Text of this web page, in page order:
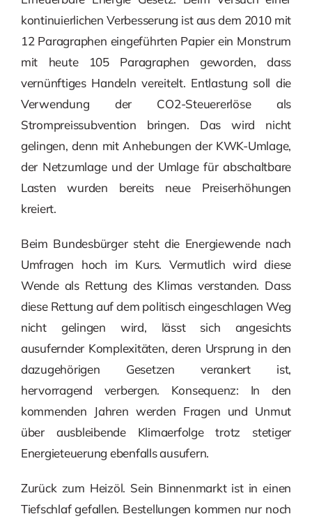
kontinuierlichen Verbesserung ist aus dem 2010 mit
12 Paragraphen eingeführten Papier ein Monstrum
mit heute 105 Paragraphen geworden, dass
vernünftiges Handeln vereitelt. Entlastung soll die
Verwendung der CO2-Steuererlöse als
Strompreissubvention bringen. Das wird nicht
gelingen, denn mit Anhebungen der KWK-Umlage,
der Netzumlage und der Umlage für abschaltbare
Lasten wurden bereits neue Preiserhöhungen
kreiert.
Beim Bundesbürger steht die Energiewende nach
Umfragen hoch im Kurs. Vermutlich wird diese
Wende als Rettung des Klimas verstanden. Dass
diese Rettung auf dem politisch eingeschlagen Weg
nicht gelingen wird, lässt sich angesichts
ausufernder Komplexitäten, deren Ursprung in den
dazugehörigen Gesetzen verankert ist,
hervorragend verbergen. Konsequenz: In den
kommenden Jahren werden Fragen und Unmut
über ausbleibende Klimaerfolge trotz stetiger
Energieteuerung ebenfalls ausufern.
Zurück zum Heizöl. Sein Binnenmarkt ist in einen
Tiefschlaf gefallen. Bestellungen kommen nur noch